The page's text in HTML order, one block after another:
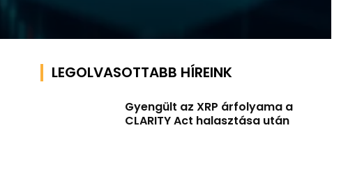
LEGOLVASOTTABB HÍREINK
Gyengült az XRP árfolyama a
CLARITY Act halasztása után